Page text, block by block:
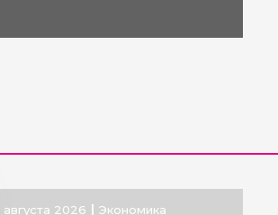
августа 2026 Экономика